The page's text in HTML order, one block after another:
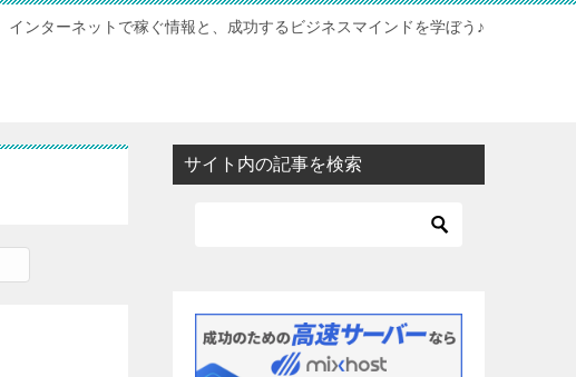
インターネットで稼ぐ情報と、成功するビジネスマインドを学ぼう♪
サイト内の記事を検索